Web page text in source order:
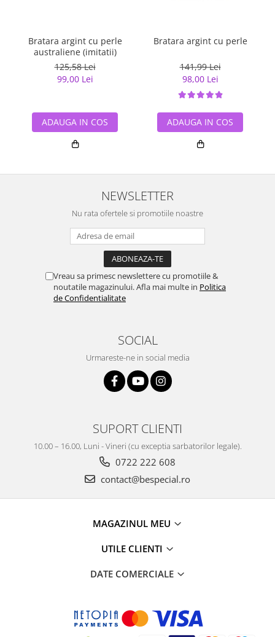
Bratara argint cu perle
australiene (imitatii)
125,58 Lei
99,00 Lei
ADAUGA IN COS
Bratara argint cu perle
141,99 Lei
98,00 Lei
ADAUGA IN COS
NEWSLETTER
Nu rata ofertele si promotiile noastre
Vreau sa primesc newslettere cu promotiile &
noutatile magazinului. Afla mai multe in Politica
de Confidentialitate
SOCIAL
Urmareste-ne in social media
SUPORT CLIENTI
10.00 – 16.00, Luni - Vineri (cu exceptia sarbatorilor legale).
0722 222 608
contact@bespecial.ro
MAGAZINUL MEU
UTILE CLIENTI
DATE COMERCIALE